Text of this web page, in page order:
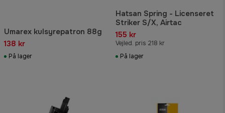
Umarex kulsyrepatron 88g
138 kr
På lager
Hatsan Spring - Licenseret
Striker S/X, Airtac
155 kr
Vejled. pris 218 kr
På lager